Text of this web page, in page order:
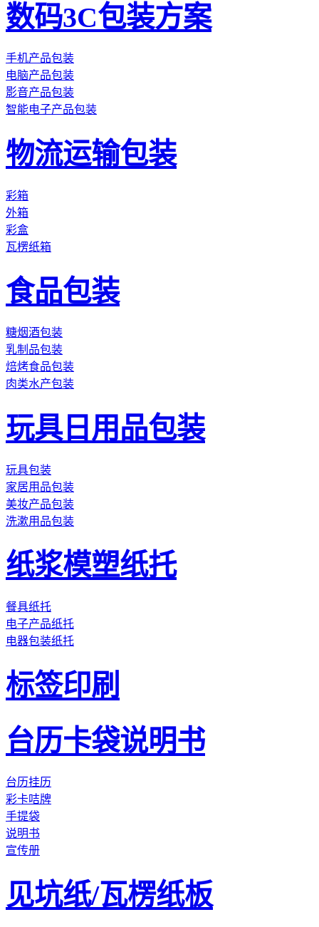
数码3C包装方案
手机产品包装
电脑产品包装
影音产品包装
智能电子产品包装
物流运输包装
彩箱
外箱
彩盒
瓦楞纸箱
食品包装
糖烟酒包装
乳制品包装
焙烤食品包装
肉类水产包装
玩具日用品包装
玩具包装
家居用品包装
美妆产品包装
洗漱用品包装
纸浆模塑纸托
餐具纸托
电子产品纸托
电器包装纸托
标签印刷
台历卡袋说明书
台历挂历
彩卡咭牌
手提袋
说明书
宣传册
见坑纸/瓦楞纸板